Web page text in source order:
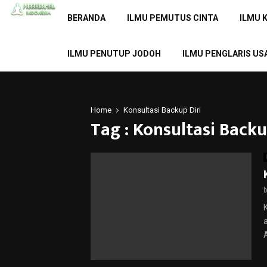
BERANDA ILMU PEMUTUS CINTA ILMU
ILMU PENUTUP JODOH ILMU PENGLARIS
Home Konsultasi Backup Diri
Tag : Konsultasi